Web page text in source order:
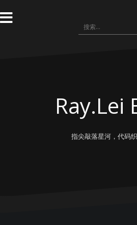
转
到
搜
索：
Ray.Lei
指尖敲落星河，代码